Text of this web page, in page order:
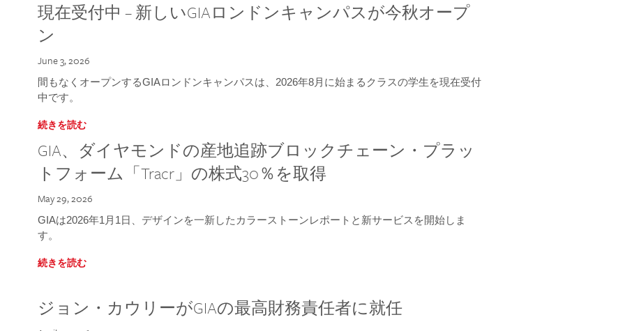
現在受付中 – 新しいGIAロンドンキャンパスが今秋オープ
ン
June 3, 2026
間もなくオープンするGIAロンドンキャンパスは、2026年8月に始まるクラスの学生を現在受付
中です。
続きを読む
GIA、ダイヤモンドの産地追跡ブロックチェーン・プラッ
トフォーム「Tracr」の株式30％を取得
May 29, 2026
GIAは2026年1月1日、デザインを一新したカラーストーンレポートと新サービスを開始しま
す。
続きを読む
ジョン・カウリーがGIAの最高財務責任者に就任